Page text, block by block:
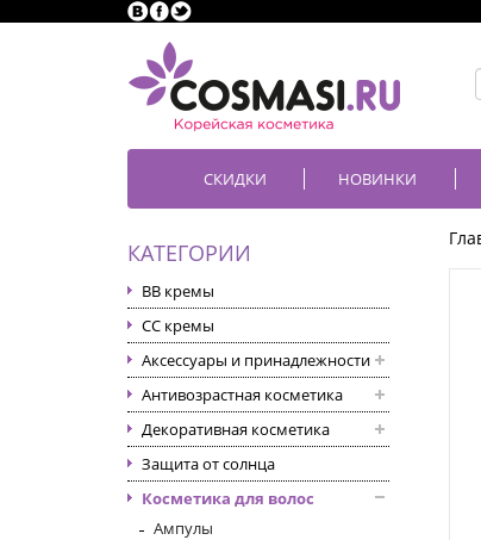
СКИДКИ НОВИНКИ
КАТЕГОРИИ
BB кремы
CC кремы
Аксессуары и принадлежности
Антивозрастная косметика
Декоративная косметика
Защита от солнца
Косметика для волос
Ампулы